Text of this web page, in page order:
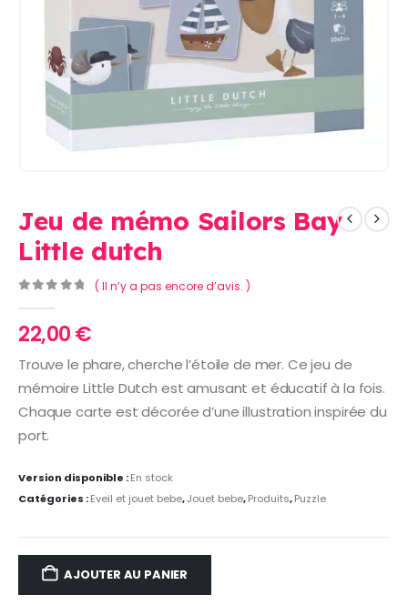
Jeu de mémo Sailors Bay
Little dutch
( Il n’y a pas encore d’avis. )
22,00€
Trouve le phare, cherche l’étoile de mer. Ce jeu de
mémoire Little Dutch est amusant et éducatif à la fois.
Chaque carte est décorée d’une illustration inspirée du
port.
Version disponible :En stock
Catégories :Eveil et jouet bebe,Jouet bebe,Produits,Puzzle
AJOUTER AU PANIER